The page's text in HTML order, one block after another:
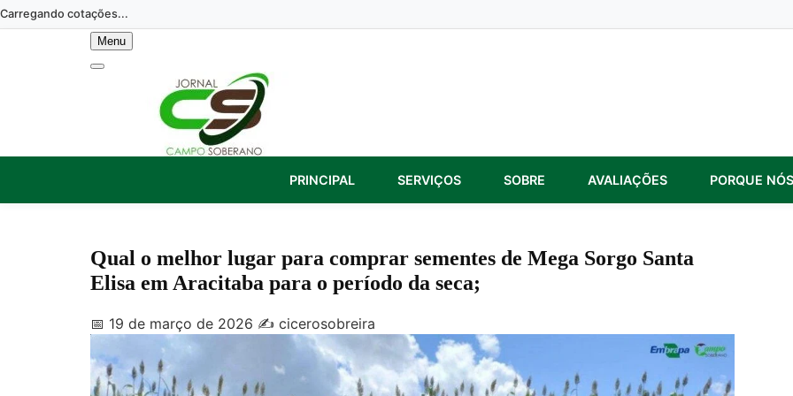
Skip
to
Carregando cotações...
Menu
PRINCIPAL SERVIÇOS SOBRE AVALIAÇÕES PORQUE NÓS
Qual o melhor lugar para comprar sementes de Mega Sorgo Santa
Elisa em Aracitaba para o período da seca;
📅 19 de março de 2026 ✍️ cicerosobreira